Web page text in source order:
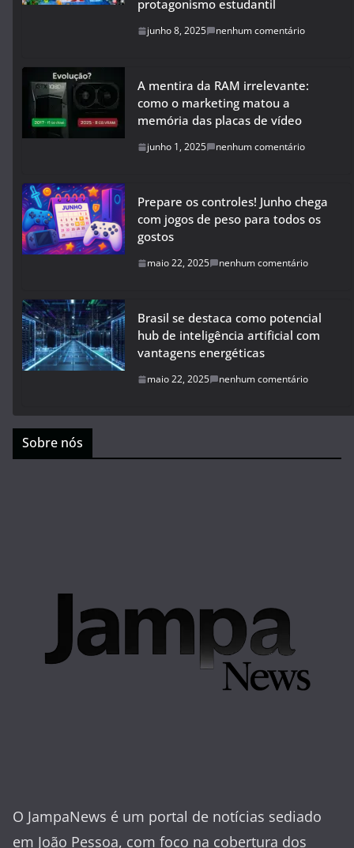
protagonismo estudantil
junho 8, 2025 nenhum comentário
A mentira da RAM irrelevante:
como o marketing matou a
memória das placas de vídeo
junho 1, 2025 nenhum comentário
Prepare os controles! Junho chega
com jogos de peso para todos os
gostos
maio 22, 2025 nenhum comentário
Brasil se destaca como potencial
hub de inteligência artificial com
vantagens energéticas
maio 22, 2025 nenhum comentário
Sobre nós
O JampaNews é um portal de notícias sediado
em João Pessoa, com foco na cobertura dos